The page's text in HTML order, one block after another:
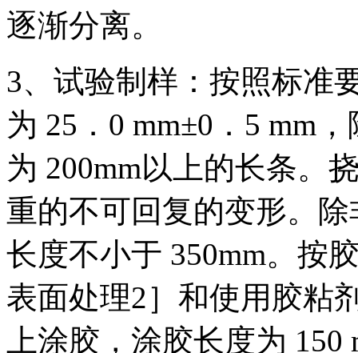
逐渐分离。
3、试验制样：按照标准
为 25．0 mm±0．5 mm
为 200mm以上的长条。
重的不可回复的变形。
长度不小于 350mm。按
表面处理2］和使用胶粘
上涂胶，涂胶长度为 150